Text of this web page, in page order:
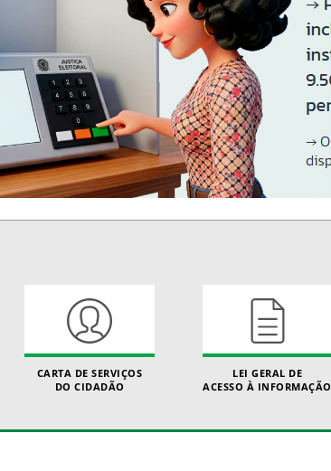
CARTA DE SERVIÇOS
DO CIDADÃO
LEI GERAL DE
ACESSO À INFORMAÇÃO